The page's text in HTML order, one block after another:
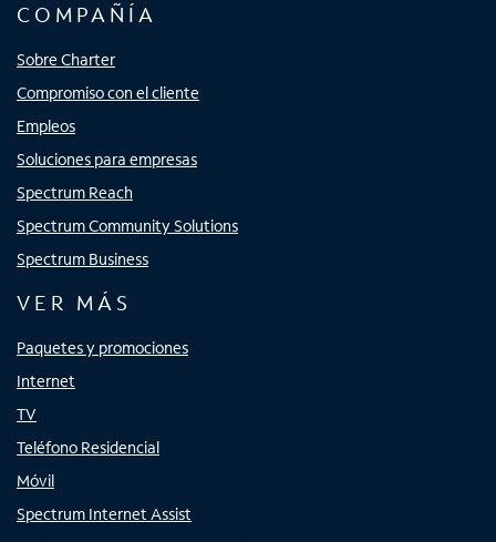
COMPAÑÍA
Sobre Charter
Compromiso con el cliente
Empleos
Soluciones para empresas
Spectrum Reach
Spectrum Community Solutions
Spectrum Business
VER MÁS
Paquetes y promociones
Internet
TV
Teléfono Residencial
Móvil
Spectrum Internet Assist